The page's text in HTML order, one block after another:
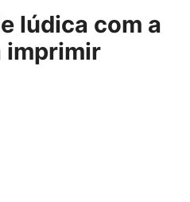
lúdica com a
imprimir